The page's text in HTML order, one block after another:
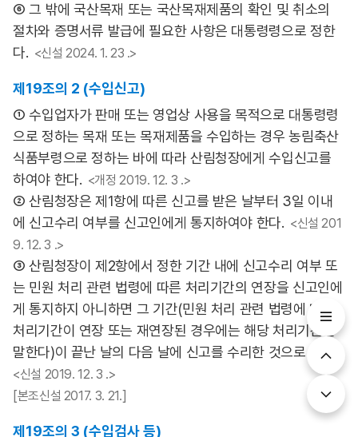
⑥ 그 밖에 국산목재 또는 국산목재제품의 확인 및 취소의
절차와 증명서류 발급에 필요한 사항은 대통령령으로 정한
다. <신설 2024. 1. 23 .>
제19조의 2 (수입신고)
① 수입업자가 판매 또는 영업상 사용을 목적으로 대통령령
으로 정하는 목재 또는 목재제품을 수입하는 경우 농림축산
식품부령으로 정하는 바에 따라 산림청장에게 수입신고를
하여야 한다. <개정 2019. 12. 3 .>
② 산림청장은 제1항에 따른 신고를 받은 날부터 3일 이내
에 신고수리 여부를 신고인에게 통지하여야 한다. <신설 201
9. 12. 3 .>
③ 산림청장이 제2항에서 정한 기간 내에 신고수리 여부 또
는 민원 처리 관련 법령에 따른 처리기간의 연장을 신고인에
게 통지하지 아니하면 그 기간(민원 처리 관련 법령에 따라
처리기간이 연장 또는 재연장된 경우에는 해당 처리기간을
말한다)이 끝난 날의 다음 날에 신고를 수리한 것으로 본다.
<신설 2019. 12. 3 .>
[본조신설 2017. 3. 21.]
제19조의 3 (수입검사 등)